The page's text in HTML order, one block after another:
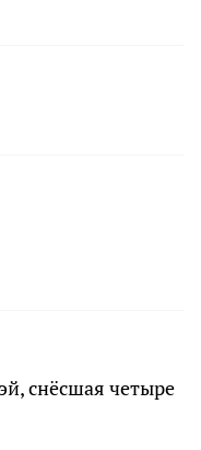
снёсшая четыре